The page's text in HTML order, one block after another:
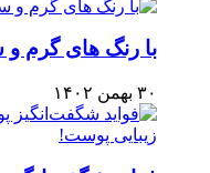
با رنگ های گرم و
۳۰ بهمن ۱۴۰۲